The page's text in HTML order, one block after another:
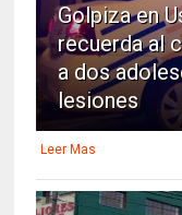
Golpiza en
recuerda al
a dos
lesiones
Leer Mas